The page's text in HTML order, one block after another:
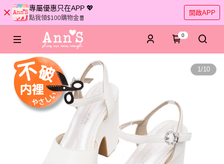
專屬優惠只在APP 💖
點我領$100購物金🧧
開啟APP
0
1/10